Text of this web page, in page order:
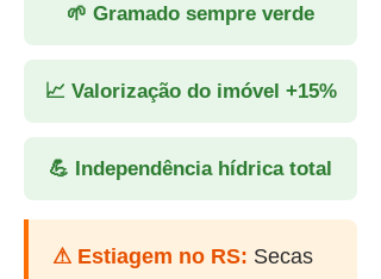
🌱 Gramado sempre verde
📈 Valorização do imóvel +15%
💪 Independência hídrica total
⚠ Estiagem no RS: Secas